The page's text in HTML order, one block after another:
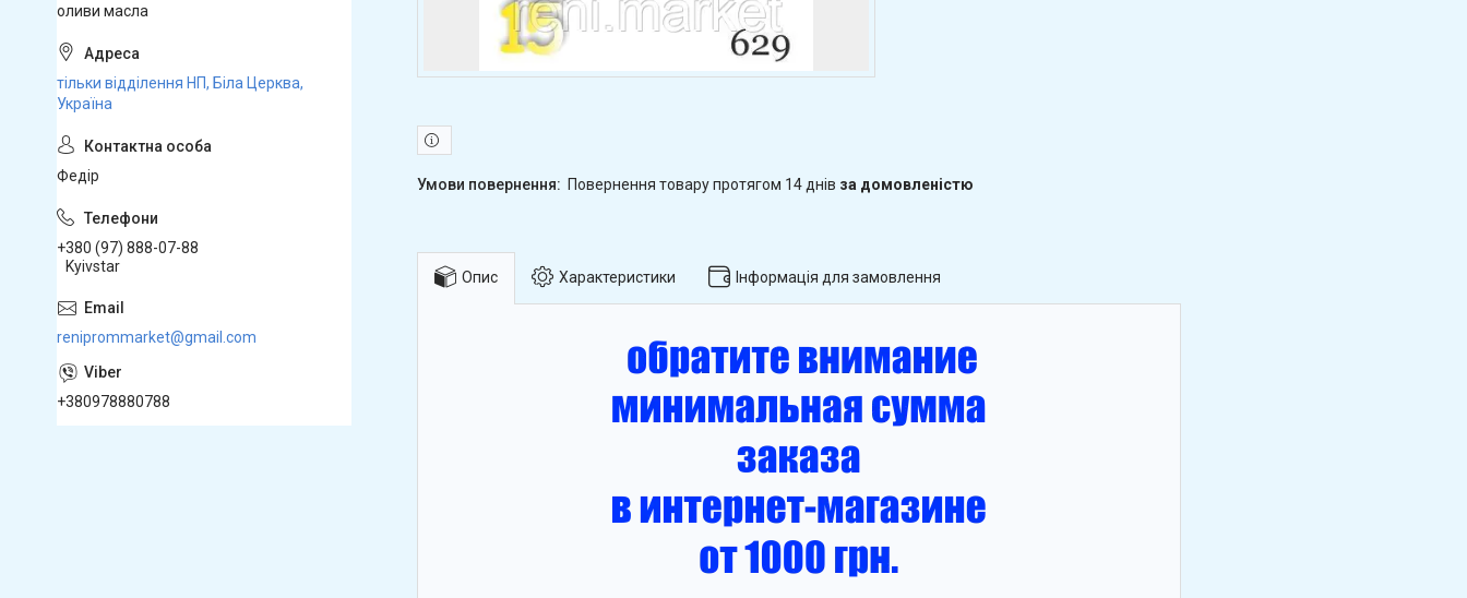
повернення товару протягом 14 днів за домовленістю
Опис Характеристики Інформація для замовлення
оливи масла
тільки відділення НП, Біла Церква,
Україна
Федір
+380 (97) 888-07-88
Kyivstar
reniprommarket@gmail.com
+380978880788